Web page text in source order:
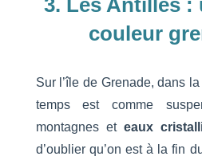
3. Les Antilles :
couleur
Sur l’île de Grenade, dans
temps est comme
montagnes eteaux
d’oublier qu’on est à la fin